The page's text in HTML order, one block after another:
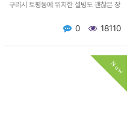
구리시 토평동에 위치한 설빙도 괜찮은 장
전해본 떡볶이(빙수집에…0 18110
Now